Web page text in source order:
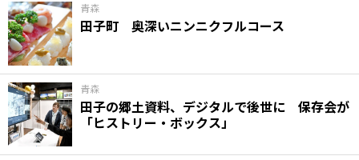
青森
田子町 奥深いニンニクフルコース
青森
田子の郷土資料、デジタルで後世に 保存会が
「ヒストリー・ボックス」